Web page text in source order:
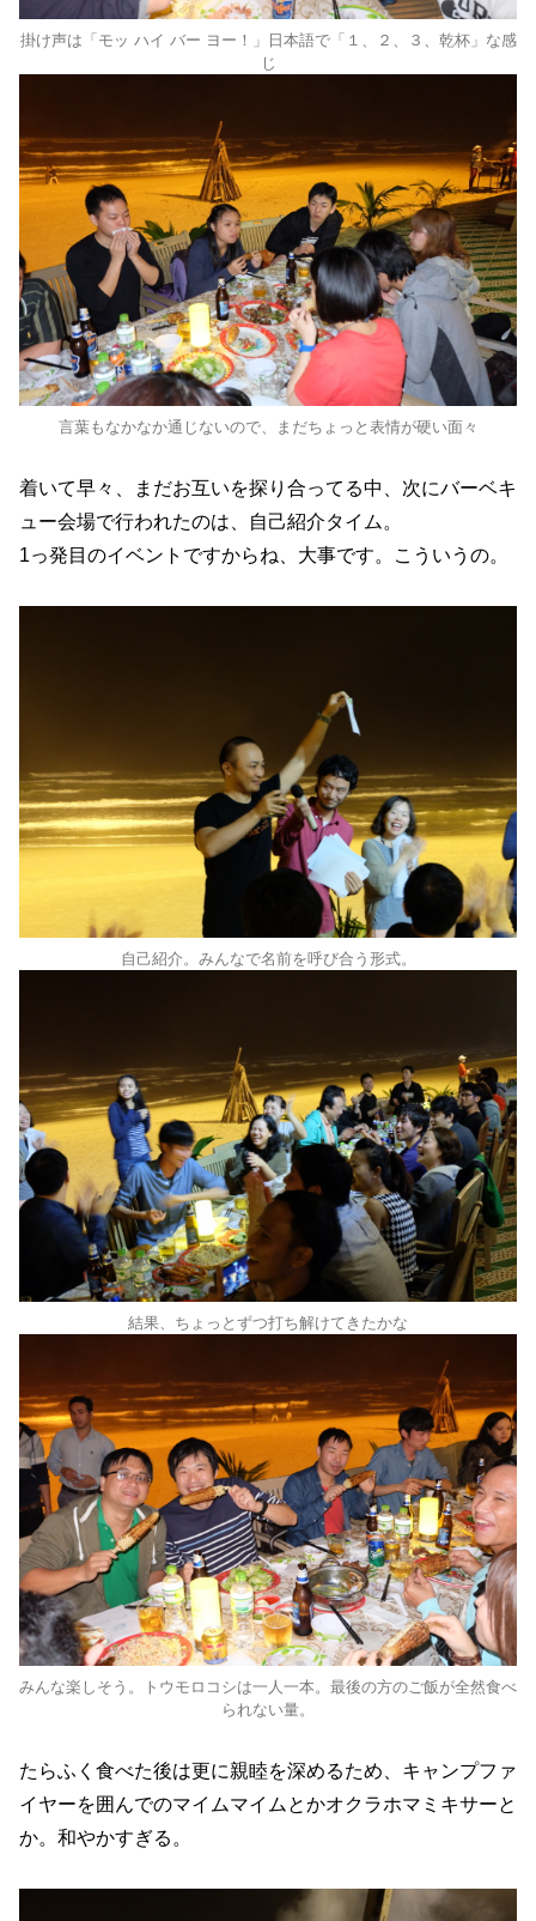
掛け声は「モッ ハイ バー ヨー！」日本語で「１、２、３、乾杯」な感
じ
言葉もなかなか通じないので、まだちょっと表情が硬い面々
着いて早々、まだお互いを探り合ってる中、次にバーベキ
ュー会場で行われたのは、自己紹介タイム。
1っ発目のイベントですからね、大事です。こういうの。
自己紹介。みんなで名前を呼び合う形式。
結果、ちょっとずつ打ち解けてきたかな
みんな楽しそう。トウモロコシは一人一本。最後の方のご飯が全然食べ
られない量。
たらふく食べた後は更に親睦を深めるため、キャンプファ
イヤーを囲んでのマイムマイムとかオクラホマミキサーと
か。和やかすぎる。